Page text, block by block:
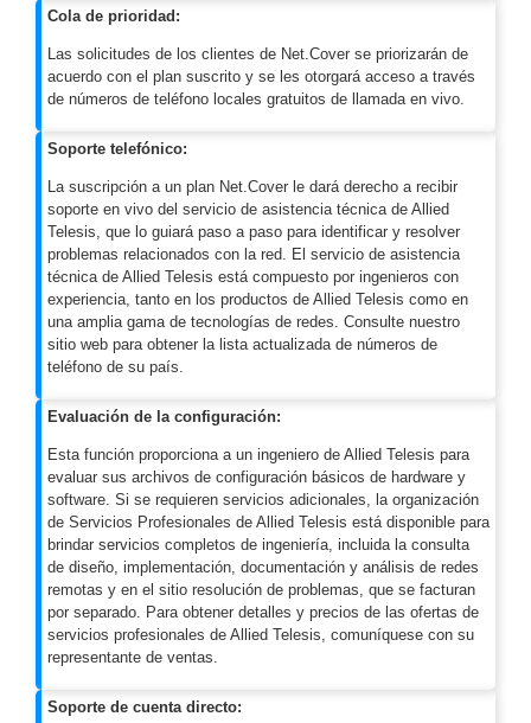
Alimentación
con
RespaldoInyectores
de
de Largo
Alcance UPS
- No Break
Kits-
Sistemas
Completos
IP
de 4
Canales
Monitores
Pantallas
y
Mobiliario
Accesorios Mobiliario
de
/
Cola de prioridad:
Las solicitudes de los clientes de Net.Cover se priorizarán de
acuerdo con el plan suscrito y se les otorgará acceso a través
de números de teléfono locales gratuitos de llamada en vivo.
Soporte telefónico:
La suscripción a un plan Net.Cover le dará derecho a recibir
soporte en vivo del servicio de asistencia técnica de Allied
Telesis, que lo guiará paso a paso para identificar y resolver
problemas relacionados con la red. El servicio de asistencia
técnica de Allied Telesis está compuesto por ingenieros con
experiencia, tanto en los productos de Allied Telesis como en
una amplia gama de tecnologías de redes. Consulte nuestro
sitio web para obtener la lista actualizada de números de
teléfono de su país.
Evaluación de la configuración:
Esta función proporciona a un ingeniero de Allied Telesis para
evaluar sus archivos de configuración básicos de hardware y
software. Si se requieren servicios adicionales, la organización
de Servicios Profesionales de Allied Telesis está disponible para
brindar servicios completos de ingeniería, incluida la consulta
de diseño, implementación, documentación y análisis de redes
remotas y en el sitio resolución de problemas, que se facturan
por separado. Para obtener detalles y precios de las ofertas de
servicios profesionales de Allied Telesis, comuníquese con su
representante de ventas.
Soporte de cuenta directo: